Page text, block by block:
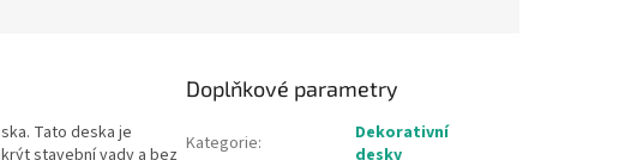
Tato deska je
Doplňkové parametry
Kategorie:
Dekorativní